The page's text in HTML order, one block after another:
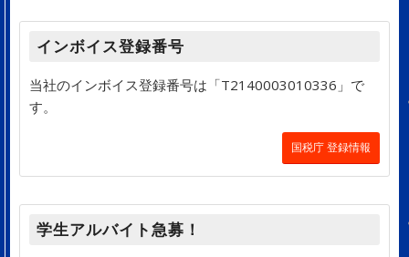
インボイス登録番号
当社のインボイス登録番号は「T2140003010336」で
す。
国税庁 登録情報
学生アルバイト急募！